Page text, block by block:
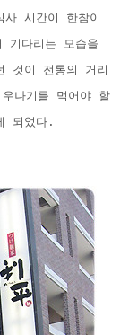
시간이 한참이
기다리는 모습을
것이 전통의 거리
나기를 먹어야 할
되었다.